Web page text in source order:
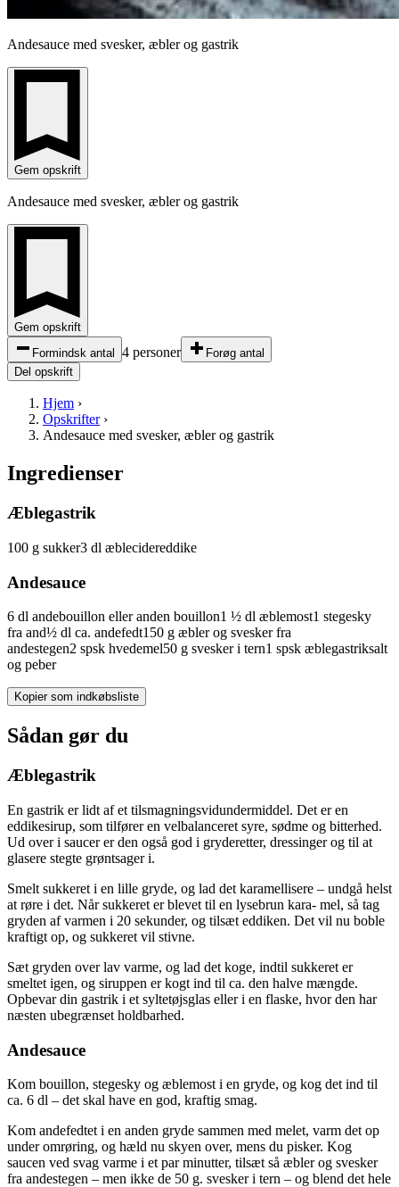
Andesauce med svesker, æbler og gastrik
Gem opskrift
Andesauce med svesker, æbler og gastrik
Gem opskrift
Formindsk antal
4 personer
Forøg antal
Del opskrift
Hjem ›
Opskrifter›
Andesauce med svesker, æbler og gastrik
Ingredienser
Æblegastrik
100 g sukker3 dl æblecidereddike
Andesauce
6 dl andebouillon eller anden bouillon1 ½ dl æblemost1 stegesky
fra and½ dl ca. andefedt150 g æbler og svesker fra
andestegen2 spsk hvedemel50 g svesker i tern1 spsk æblegastriksalt
og peber
Kopier som indkøbsliste
Sådan gør du
Æblegastrik
En gastrik er lidt af et tilsmagningsvidundermiddel. Det er en
eddikesirup, som tilfører en velbalanceret syre, sødme og bitterhed.
Ud over i saucer er den også god i gryderetter, dressinger og til at
glasere stegte grøntsager i.
Smelt sukkeret i en lille gryde, og lad det karamellisere – undgå helst
at røre i det. Når sukkeret er blevet til en lysebrun kara- mel, så tag
gryden af varmen i 20 sekunder, og tilsæt eddiken. Det vil nu boble
kraftigt op, og sukkeret vil stivne.
Sæt gryden over lav varme, og lad det koge, indtil sukkeret er
smeltet igen, og siruppen er kogt ind til ca. den halve mængde.
Opbevar din gastrik i et syltetøjsglas eller i en flaske, hvor den har
næsten ubegrænset holdbarhed.
Andesauce
Kom bouillon, stegesky og æblemost i en gryde, og kog det ind til
ca. 6 dl – det skal have en god, kraftig smag.
Kom andefedtet i en anden gryde sammen med melet, varm det op
under omrøring, og hæld nu skyen over, mens du pisker. Kog
saucen ved svag varme i et par minutter, tilsæt så æbler og svesker
fra andestegen – men ikke de 50 g. svesker i tern – og blend det hele